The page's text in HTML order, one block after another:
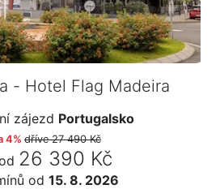
- Hotel Flag Madeira
zájezd Portugalsko
4% dříve27 490 Kč
26 390 Kč
od 15. 8. 2026